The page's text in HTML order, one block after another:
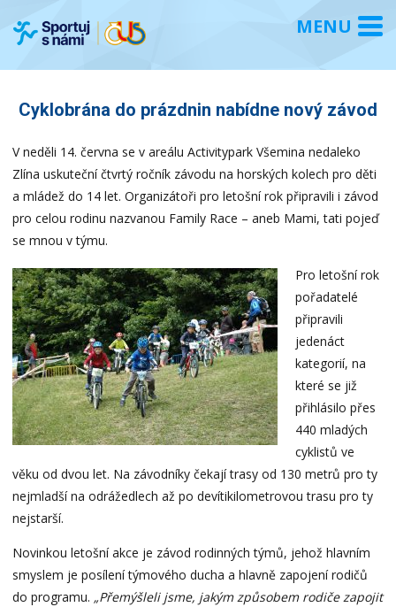
Cyklobrána do prázdnin nabídne nový závod
V neděli 14. června se v areálu Activitypark Všemina nedaleko
Zlína uskuteční čtvrtý ročník závodu na horských kolech pro děti
a mládež do 14 let. Organizátoři pro letošní rok připravili i závod
pro celou rodinu nazvanou Family Race – aneb Mami, tati pojeď
se mnou v týmu.
Pro letošní rok
pořadatelé
připravili
jedenáct
kategorií, na
které se již
přihlásilo přes
440 mladých
cyklistů ve
věku od dvou let. Na závodníky čekají trasy od 130 metrů pro ty
nejmladší na odrážedlech až po devítikilometrovou trasu pro ty
nejstarší.
Novinkou letošní akce je závod rodinných týmů, jehož hlavním
smyslem je posílení týmového ducha a hlavně zapojení rodičů
do programu. „Přemýšleli jsme, jakým způsobem rodiče zapojit